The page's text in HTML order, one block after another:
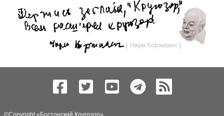
©Copyright « Бостонский Кругозор»